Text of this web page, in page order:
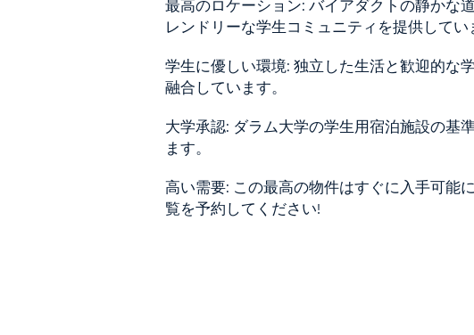
最高のロケーション: バイアダクトの静かな
レンドリーな学生コミュニティを提供してい
学生に優しい環境: 独立した生活と歓迎的な
融合しています。
大学承認: ダラム大学の学生用宿泊施設の基
ます。
高い需要: この最高の物件はすぐに入手可能
覧を予約してください!